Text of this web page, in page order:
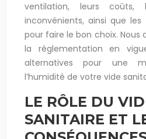
ventilation, leurs coûts,
inconvénients, ainsi que
pour faire le bon choix. Nous
la réglementation en
alternatives pour une
l’humidité de votre vide
LE RÔLE DU
SANITAIRE ET